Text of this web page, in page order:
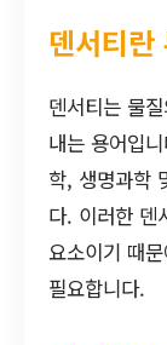
덴서티란
덴서티는 물
내는 용어입
학, 생명과학
다. 이러한 덴
요소이기 때
필요합니다.